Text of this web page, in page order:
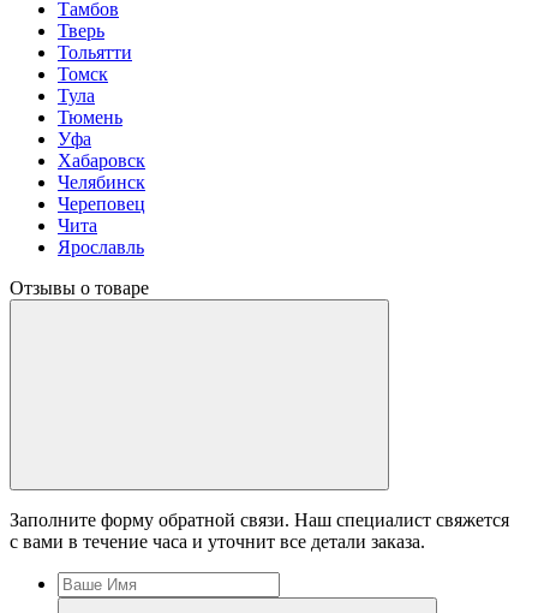
Тамбов
Тверь
Тольятти
Томск
Тула
Тюмень
Уфа
Хабаровск
Челябинск
Череповец
Чита
Ярославль
Отзывы о товаре
Заполните форму обратной связи. Наш специалист свяжется
с вами в течение часа и уточнит все детали заказа.